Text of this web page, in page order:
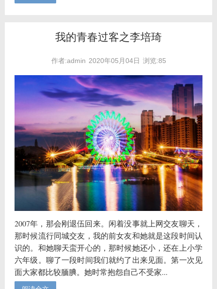
我的青春过客之李培琦
作者:admin 2020年05月04日 浏览:85
2007年，那会刚退伍回来。闲着没事就上网交友聊天，
那时候流行同城交友，我的前女友和她就是这段时间认
识的。和她聊天蛮开心的，那时候她还小，还在上小学
六年级。聊了一段时间我们就约了出来见面。第一次见
面大家都比较腼腆。她时常抱怨自己不受家...